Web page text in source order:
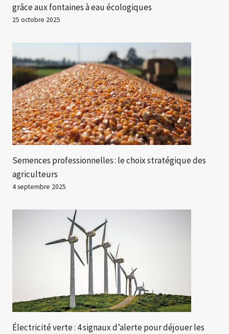
grâce aux fontaines à eau écologiques
25 octobre 2025
Semences professionnelles : le choix stratégique des
agriculteurs
4 septembre 2025
Électricité verte : 4 signaux d’alerte pour déjouer les